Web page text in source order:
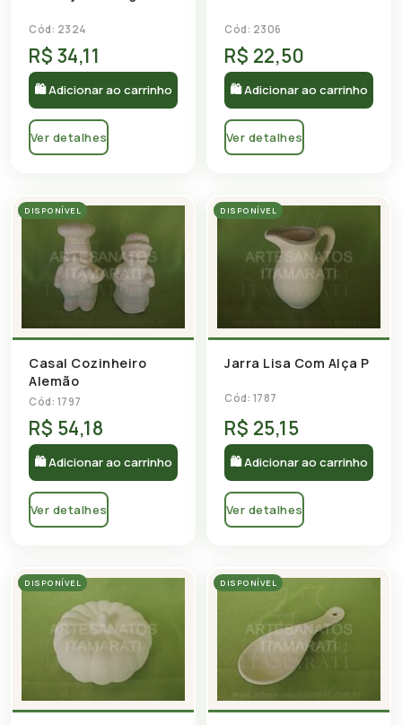
Cód: 2324
R$ 34,11
🛍 Adicionar ao carrinho
Ver detalhes
Cód: 2306
R$ 22,50
🛍 Adicionar ao carrinho
Ver detalhes
DISPONÍVEL
Casal Cozinheiro
Alemão
Cód: 1797
R$ 54,18
🛍 Adicionar ao carrinho
Ver detalhes
DISPONÍVEL
Jarra Lisa Com Alça P
Cód: 1787
R$ 25,15
🛍 Adicionar ao carrinho
Ver detalhes
DISPONÍVEL DISPONÍVEL